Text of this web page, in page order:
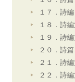
１７．詩
１８．詩
１９．詩
２０．詩
２１．詩
２２．詩